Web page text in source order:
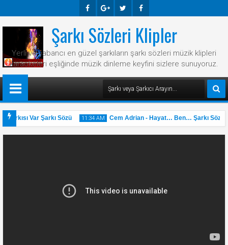
Ook E-
Plus
R Ook
Şarkı Sözleri Klipler
Yerli ve yabancı en güzel şarkıların şarkı sözleri müzik klipleri
karaokeleri eşliğinde müzik dinleme keyfini sizlere sunuyoruz.
Var Şarkı Sözü 11:34 AM
31 May
2025
Cem Adrian - Hayat… Ben… Şarkı Sözü